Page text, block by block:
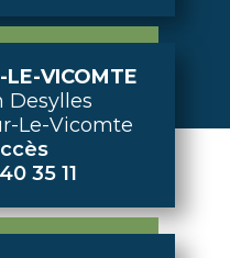
LE-VICOMTE
Desylles
Le-Vicomte
35 11